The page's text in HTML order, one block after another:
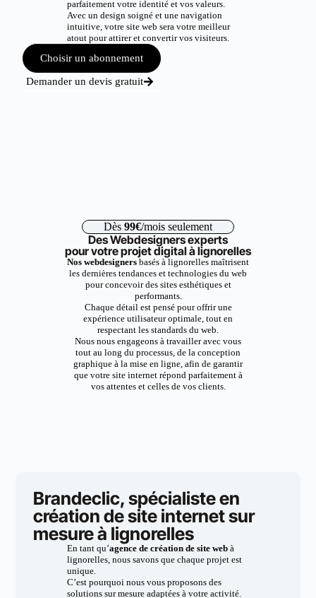
parfaitement votre identité et vos valeurs.
Avec un design soigné et une navigation
intuitive, votre site web sera votre meilleur
atout pour attirer et convertir vos visiteurs.
Choisir un abonnement
Demander un devis gratuit
Dès 99€/mois seulement
Des Webdesigners experts
pour votre projet digital à lignorelles
Nos webdesigners basés à lignorelles maîtrisent
les dernières tendances et technologies du web
pour concevoir des sites esthétiques et
performants.
Chaque détail est pensé pour offrir une
expérience utilisateur optimale, tout en
respectant les standards du web.
Nous nous engageons à travailler avec vous
tout au long du processus, de la conception
graphique à la mise en ligne, afin de garantir
que votre site internet répond parfaitement à
vos attentes et celles de vos clients.
Brandeclic, spécialiste en
création de site internet sur
mesure à lignorelles
En tant qu’agence de création de site webà
lignorelles, nous savons que chaque projet est
unique.
C’est pourquoi nous vous proposons des
solutions sur mesure adaptées à votre activité.